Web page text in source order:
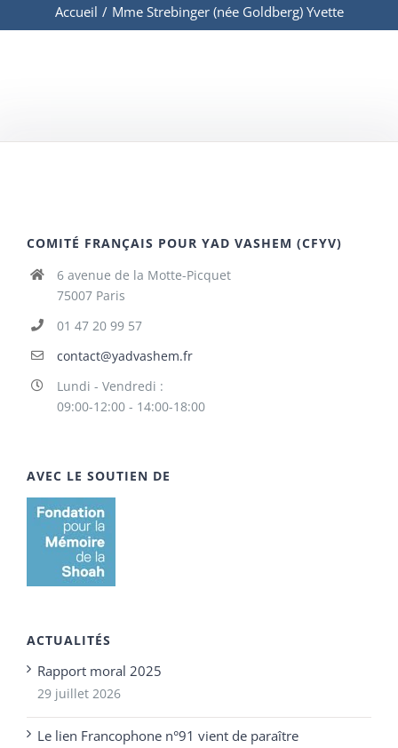
Accueil / Mme Strebinger (née Goldberg) Yvette
COMITÉ FRANÇAIS POUR YAD VASHEM (CFYV)
6 avenue de la Motte-Picquet
75007 Paris
01 47 20 99 57
contact@yadvashem.fr
Lundi - Vendredi :
09:00-12:00 - 14:00-18:00
AVEC LE SOUTIEN DE
ACTUALITÉS
Rapport moral 2025
29 juillet 2026
Le lien Francophone n°91 vient de paraître